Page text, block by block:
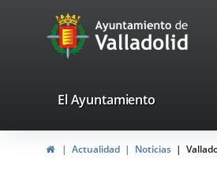
Portal
Web
Ayuntamiento
de
valladolid.es
El Ayuntamiento
InicioActualidad Noticias